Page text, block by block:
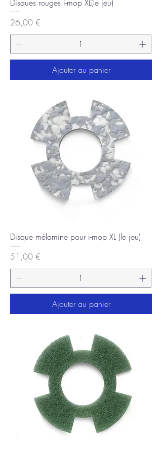
Disques rouges i-mop XL(le jeu)
Prix
26,00 €
Ajouter au panier
Disque mélamine pour i-mop XL (le jeu)
Prix
51,00 €
Ajouter au panier